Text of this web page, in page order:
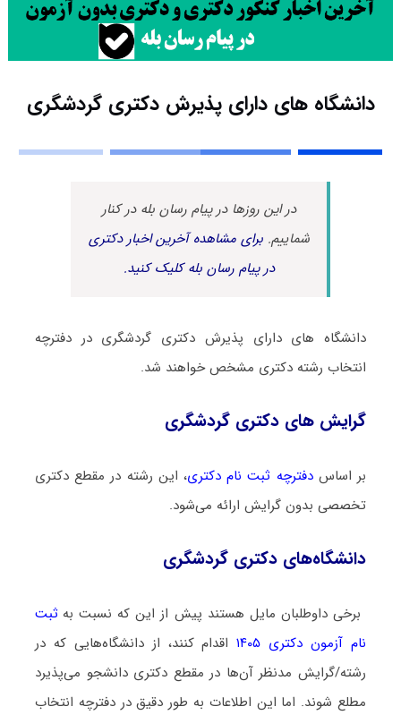
دانشگاه های دارای پذیرش دکتری ﮔﺮدﺷﮕﺮی
در این روزها در پیام رسان بله در کنار
شماییم.برای مشاهده آخرین اخبار دکتری
در پیام رسان بله کلیک کنید.
دانشگاه های دارای پذیرش دکتری ﮔﺮدﺷﮕﺮی در دفترچه
انتخاب رشته دکتری مشخص خواهند شد.
گرایش های دکتری ﮔﺮدﺷﮕﺮی
بر اساسدفترچه ثبت نام دکتری، این رشته در مقطع دکتری
تخصصی بدون گرایش ارائه می‌شود.
دانشگاه‌های دکتری ﮔﺮدﺷﮕﺮی
برخی داوطلبان مایل هستند پیش از این که نسبت به ثبت
نام آزمون دکتری ۱۴۰۵
اقدام کنند، از دانشگاه‌هایی که در
رشته/گرایش مدنظر آن‌ها در مقطع دکتری دانشجو می‌پذیرد
مطلع شوند. اما این اطلاعات به طور دقیق در دفترچه انتخاب